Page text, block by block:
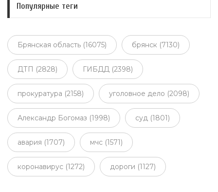
Популярные теги
Брянская область (16075) брянск (7130)
ДТП (2828) ГИБДД (2398)
прокуратура (2158) уголовное дело (2098)
Александр Богомаз (1998) суд (1801)
авария (1707) мчс (1571)
коронавирус (1272) дороги (1127)